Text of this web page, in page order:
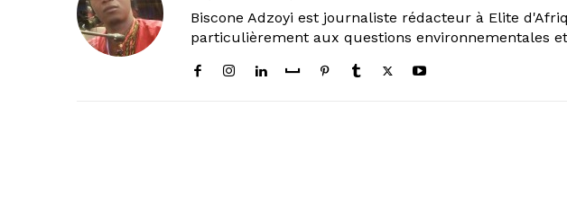
Biscone Adzoyi est journaliste rédacteur à Elite
particulièrement aux questions environnementales